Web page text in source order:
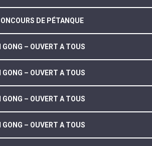
DE PÉTANQUE
GONG – OUVERT A TOUS
GONG – OUVERT A TOUS
GONG – OUVERT A TOUS
GONG – OUVERT A TOUS